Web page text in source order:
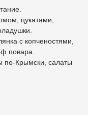
цукатами,
с копченостями,
повара.
по-Крымски, салаты